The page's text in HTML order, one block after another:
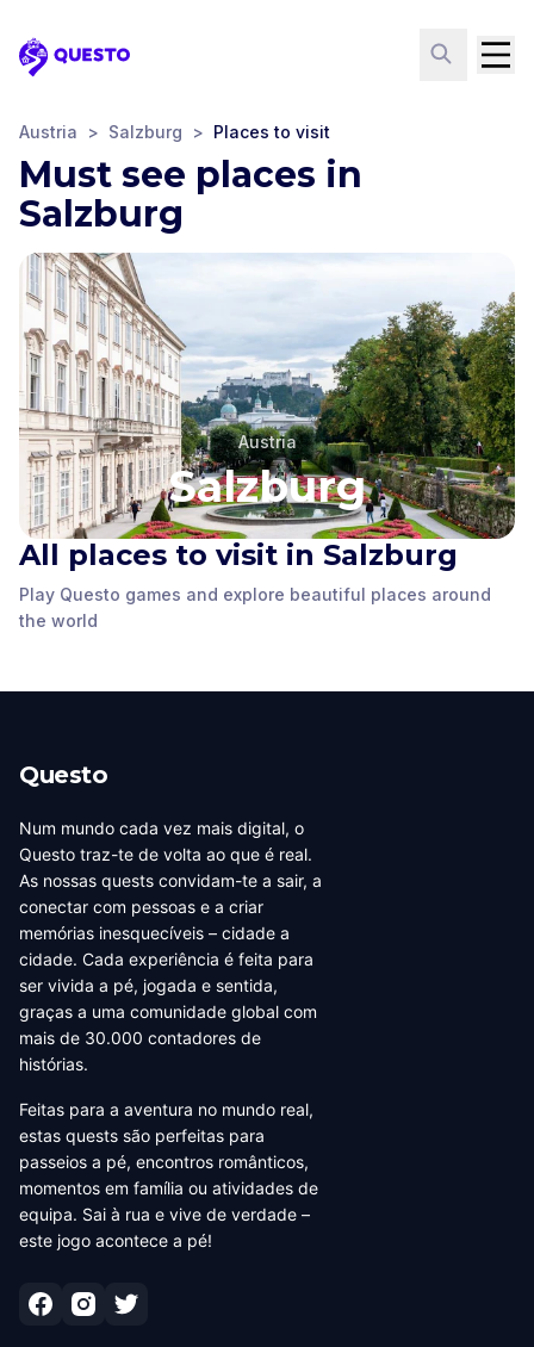
Questo
Austria > Salzburg > Places to visit
Must see places in
Salzburg
Austria
Salzburg
All places to visit in Salzburg
Play Questo games and explore beautiful places around
the world
Mozart Residence
Salzburg
Salzburg Cathedral
Mozart's Birthplace
Salzburger
Karajan's House
Questo
Num mundo cada vez mais digital, o
Questo traz-te de volta ao que é real.
As nossas quests convidam-te a sair, a
conectar com pessoas e a criar
memórias inesquecíveis – cidade a
cidade. Cada experiência é feita para
ser vivida a pé, jogada e sentida,
graças a uma comunidade global com
mais de 30.000 contadores de
histórias.
Feitas para a aventura no mundo real,
estas quests são perfeitas para
passeios a pé, encontros românticos,
momentos em família ou atividades de
equipa. Sai à rua e vive de verdade –
este jogo acontece a pé!